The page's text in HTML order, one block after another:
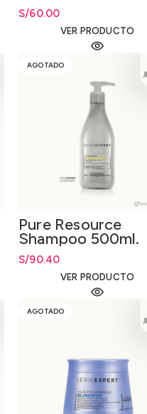
Rizos 300ml.
S/60.00
VER PRODUCTO
AGOTADO
Pure Resource
Shampoo 500ml.
S/90.40
VER PRODUCTO
AGOTADO